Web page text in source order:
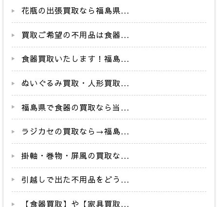
花瓶の出張買取なら福島県...
買取ご希望の不用品は食器...
食器買取いたします！福島...
ぬいぐるみ買取・人形買取...
福島県で食器の買取なら当...
ラジカセの買取なら→福島...
掛軸・巻物・屏風の買取な...
引越しで出た不用品をどう...
【食器買取】や【家具買取...